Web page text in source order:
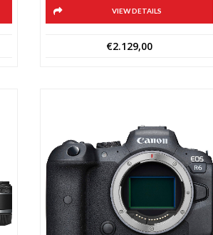
VIEW DETAILS
€2.129,00